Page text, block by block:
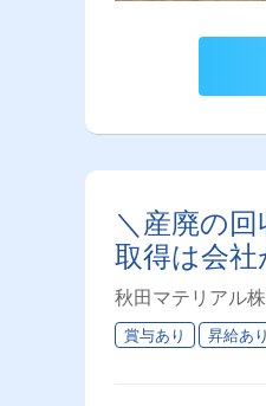
＼産廃の
取得は会
秋田マテリアル
賞与あり 昇給あり